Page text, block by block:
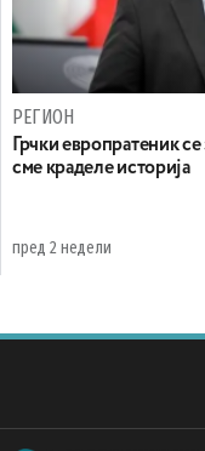
РЕГИОН
Грчки европратеник
сме краделе историја
пред 2 недели